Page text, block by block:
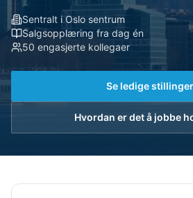
Sentralt i Oslo sentrum
Salgsopplæring fra dag én
50 engasjerte kollegaer
Se ledige stillinger
Hvordan er det å jobbe